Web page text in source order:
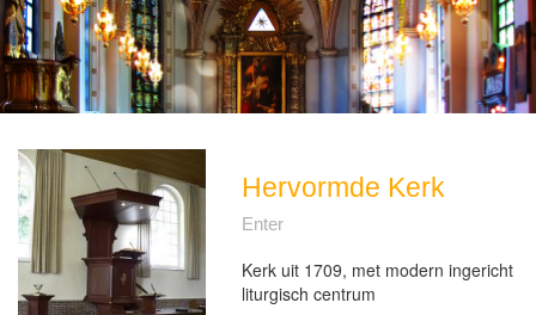
Hervormde Kerk
Enter
Kerk uit 1709, met modern ingericht
liturgisch centrum